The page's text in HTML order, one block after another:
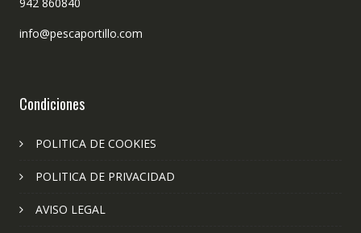
info@pescaportillo.com
Condiciones
POLITICA DE COOKIES
POLITICA DE PRIVACIDAD
AVISO LEGAL